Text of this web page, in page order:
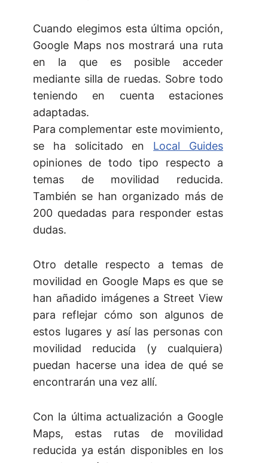
Cuando elegimos esta última opción,
Google Maps nos mostrará una ruta
en la que es posible acceder
mediante silla de ruedas. Sobre todo
teniendo en cuenta estaciones
adaptadas.
Para complementar este movimiento,
se ha solicitado en Local Guides
opiniones de todo tipo respecto a
temas de movilidad reducida.
También se han organizado más de
200 quedadas para responder estas
dudas.
Otro detalle respecto a temas de
movilidad en Google Maps es que se
han añadido imágenes a Street View
para reflejar cómo son algunos de
estos lugares y así las personas con
movilidad reducida (y cualquiera)
puedan hacerse una idea de qué se
encontrarán una vez allí.
Con la última actualización a Google
Maps, estas rutas de movilidad
reducida ya están disponibles en los